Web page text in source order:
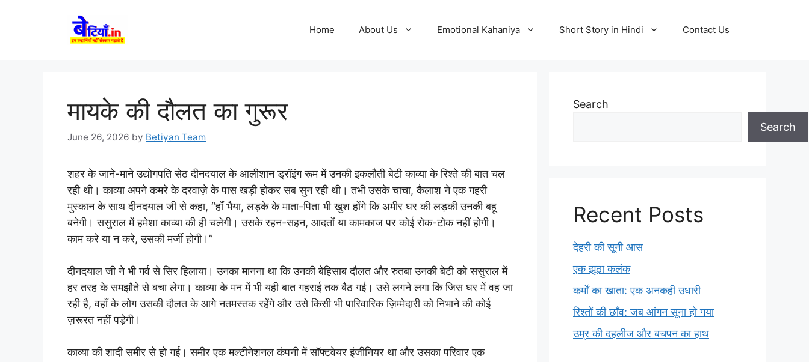
Home About Us Emotional Kahaniya Short Story in Hindi Contact Us
मायके की दौलत का गुरूर
June 26, 2026 by Betiyan Team
शहर के जाने-माने उद्योगपति सेठ दीनदयाल के आलीशान ड्रॉइंग रूम में उनकी इकलौती बेटी काव्या के रिश्ते की बात चल
रही थी। काव्या अपने कमरे के दरवाज़े के पास खड़ी होकर सब सुन रही थी। तभी उसके चाचा, कैलाश ने एक गहरी
मुस्कान के साथ दीनदयाल जी से कहा, “हाँ भैया, लड़के के माता-पिता भी खुश होंगे कि अमीर घर की लड़की उनकी बहू
बनेगी। ससुराल में हमेशा काव्या की ही चलेगी। उसके रहन-सहन, आदतों या कामकाज पर कोई रोक-टोक नहीं होगी।
काम करे या न करे, उसकी मर्जी होगी।”
दीनदयाल जी ने भी गर्व से सिर हिलाया। उनका मानना था कि उनकी बेहिसाब दौलत और रुतबा उनकी बेटी को ससुराल में
हर तरह के समझौते से बचा लेगा। काव्या के मन में भी यही बात गहराई तक बैठ गई। उसे लगने लगा कि जिस घर में वह जा
रही है, वहाँ के लोग उसकी दौलत के आगे नतमस्तक रहेंगे और उसे किसी भी पारिवारिक ज़िम्मेदारी को निभाने की कोई
ज़रूरत नहीं पड़ेगी।
काव्या की शादी समीर से हो गई। समीर एक मल्टीनेशनल कंपनी में सॉफ्टवेयर इंजीनियर था और उसका परिवार एक
Search
Search
Recent Posts
देहरी की सूनी आस
एक झूठा कलंक
कर्मों का खाता: एक अनकही उधारी
रिश्तों की छाँव: जब आंगन सूना हो गया
उम्र की दहलीज और बचपन का हाथ